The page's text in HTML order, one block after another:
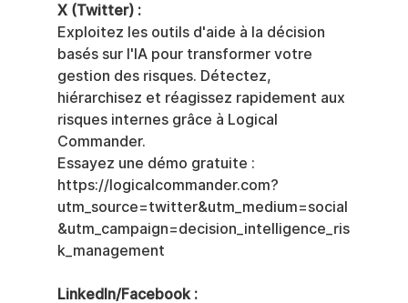
X (Twitter) :
Exploitez les outils d'aide à la décision
basés sur l'IA pour transformer votre
gestion des risques. Détectez,
hiérarchisez et réagissez rapidement aux
risques internes grâce à Logical
Commander.
Essayez une démo gratuite :
https://logicalcommander.com?
utm_source=twitter&utm_medium=social
&utm_campaign=decision_intelligence_ris
k_management
LinkedIn/Facebook :